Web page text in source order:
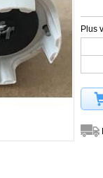
Plus